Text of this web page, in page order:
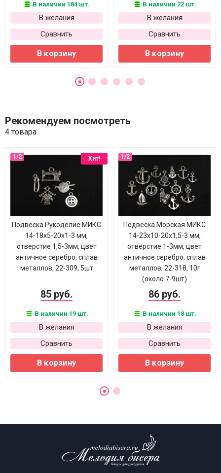
В наличии 184 шт.
В желания
Сравнить
В корзину
В наличии 22 шт.
В желания
Сравнить
В корзину
Рекомендуем посмотреть
4 товара
Хит!
Подвеска Рукоделие МИКС
14-18х5-20х1-3 мм,
отверстие 1,5-3мм, цвет
античное серебро, сплав
металлов, 22-309, 5шт
85 руб.
В наличии 19 шт.
В желания
Сравнить
В корзину
Подвеска Морская МИКС
14-23х10-20х1,5-3 мм,
отверстие 1-3мм, цвет
античное серебро, сплав
металлов, 22-318, 10г
(около 7-9шт)
86 руб.
В наличии 18 шт.
В желания
Сравнить
В корзину